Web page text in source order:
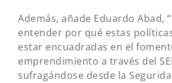
Además, añade Eduardo Abad,
entender por qué estas
estar encuadradas en el
emprendimiento a través del
sufragándose desde la